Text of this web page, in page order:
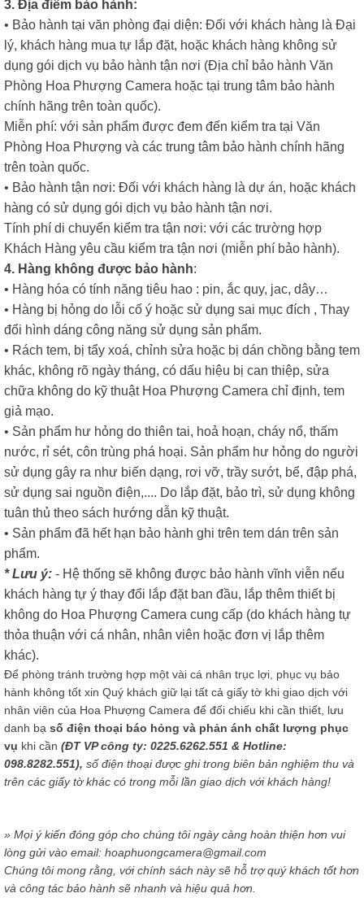
3. Địa điểm bảo hành:
• Bảo hành tại văn phòng đại diện: Đối với khách hàng là Đại
lý, khách hàng mua tự lắp đặt, hoặc khách hàng không sử
dụng gói dịch vụ bảo hành tận nơi (Địa chỉ bảo hành Văn
Phòng Hoa Phượng Camera hoặc tại trung tâm bảo hành
chính hãng trên toàn quốc).
Miễn phí: với sản phẩm được đem đến kiểm tra tại Văn
Phòng Hoa Phượng và các trung tâm bảo hành chính hãng
trên toàn quốc.
• Bảo hành tận nơi: Đối với khách hàng là dự án, hoặc khách
hàng có sử dụng gói dịch vụ bảo hành tận nơi.
Tính phí di chuyển kiểm tra tận nơi: với các trường hợp
Khách Hàng yêu cầu kiểm tra tận nơi (miễn phí bảo hành).
4. Hàng không được bảo hành:
• Hàng hóa có tính năng tiêu hao : pin, ắc quy, jac, dây…
• Hàng bị hỏng do lỗi cố ý hoặc sử dụng sai mục đích , Thay
đổi hình dáng công năng sử dụng sản phẩm.
• Rách tem, bị tẩy xoá, chỉnh sửa hoặc bị dán chồng bằng tem
khác, không rõ ngày tháng, có dấu hiệu bị can thiệp, sửa
chữa không do kỹ thuật Hoa Phượng Camera chỉ định, tem
giả mạo.
• Sản phẩm hư hỏng do thiên tai, hoả hoạn, cháy nổ, thấm
nước, rỉ sét, côn trùng phá hoại. Sản phẩm hư hỏng do người
sử dụng gây ra như biến dạng, rơi vỡ, trầy sướt, bể, đập phá,
sử dụng sai nguồn điện,.... Do lắp đặt, bảo trì, sử dụng không
tuân thủ theo sách hướng dẫn kỹ thuật.
• Sản phẩm đã hết hạn bảo hành ghi trên tem dán trên sản
phẩm.
* Lưu ý: - Hệ thống sẽ không được bảo hành vĩnh viễn nếu
khách hàng tự ý thay đổi lắp đặt ban đầu, lắp thêm thiết bị
không do Hoa Phượng Camera cung cấp (do khách hàng tự
thỏa thuận với cá nhân, nhân viên hoặc đơn vị lắp thêm
khác).
Để phòng tránh trường hợp một vài cá nhân trục lợi, phục vụ bảo
hành không tốt xin Quý khách giữ lại tất cả giấy tờ khi giao dịch với
nhân viên của Hoa Phượng Camera để đối chiếu khi cần thiết, lưu
danh bạ số điện thoại báo hỏng và phản ánh chất lượng phục
vụ khi cần (ĐT VP công ty: 0225.6262.551 & Hotline:
098.8282.551), số điện thoại được ghi trong biên bản nghiệm thu và
trên các giấy tờ khác có trong mỗi lần giao dịch với khách hàng!
» Mọi ý kiến đóng góp cho chúng tôi ngày càng hoàn thiện hơn vui
lòng gửi vào email: hoaphuongcamera@gmail.com
Chúng tôi mong rằng, với chính sách này sẽ hỗ trợ quý khách tốt hơn
và công tác bảo hành sẽ nhanh và hiệu quả hơn.